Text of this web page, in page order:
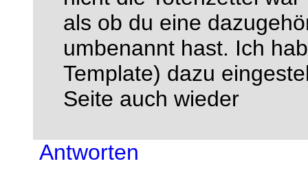
als ob du eine
umbenannt hast. Ich
Template) dazu
Seite auch wieder
Antworten